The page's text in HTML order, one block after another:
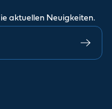
aktuellen Neuigkeiten.